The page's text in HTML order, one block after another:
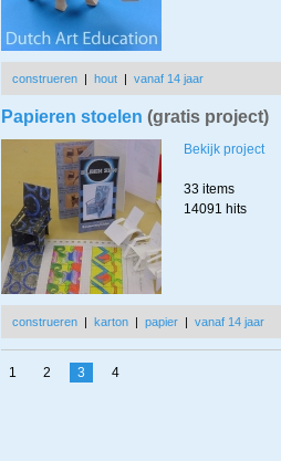
construeren | hout | vanaf 14 jaar
Papieren stoelen (gratis project)
Bekijk project
33 items
14091 hits
construeren | karton | papier | vanaf 14 jaar
1 2 3 4